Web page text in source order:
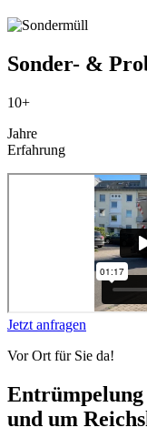
Sonder- &
10+
Jahre
Erfahrung
Jetzt anfragen
Vor Ort für Sie da!
und um